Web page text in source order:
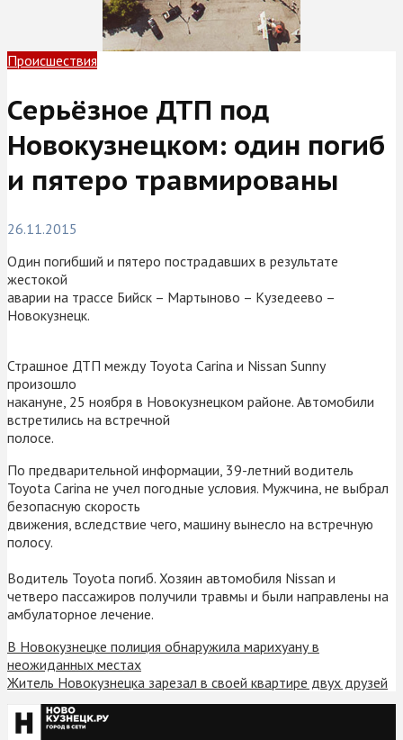
Происшествия
Серьёзное ДТП под
Новокузнецком: один погиб
и пятеро травмированы
26.11.2015
Один погибший и пятеро пострадавших в результате
жестокой
аварии на трассе Бийск – Мартыново – Кузедеево –
Новокузнецк.
Страшное ДТП между Toyota Carina и Nissan Sunny
произошло
накануне, 25 ноября в Новокузнецком районе. Автомобили
встретились на встречной
полосе.
По предварительной информации, 39-летний водитель
Toyota Carina не учел погодные условия. Мужчина, не выбрал
безопасную скорость
движения, вследствие чего, машину вынесло на встречную
полосу.
Водитель Toyota погиб. Хозяин автомобиля Nissan и
четверо пассажиров получили травмы и были направлены на
амбулаторное лечение.
В Новокузнецке полиция обнаружила марихуану в
неожиданных местах
Житель Новокузнецка зарезал в своей квартире двух друзей